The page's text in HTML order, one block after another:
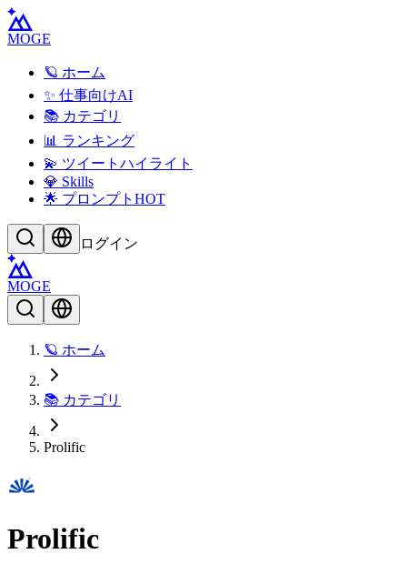
MOGE
🪐 ホーム
✨ 仕事向けAI
📚 カテゴリ
📊 ランキング
💫 ツイートハイライト
💎 Skills
🌟 プロンプト HOT
ログイン
MOGE
🪐 ホーム
📚 カテゴリ
Prolific
Prolific